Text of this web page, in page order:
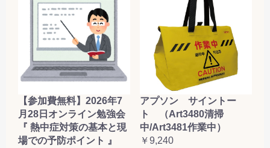
【参加費無料】2026年7
月28日オンライン勉強会
『 熱中症対策の基本と現
場での予防ポイント 』
アプソン サイントー
ト （Art3480清掃
中/Art3481作業中）
￥9,240